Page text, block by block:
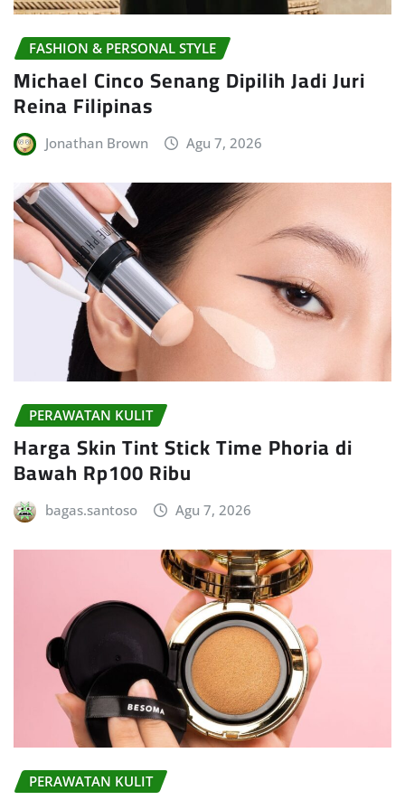
FASHION & PERSONAL STYLE
Michael Cinco Senang Dipilih Jadi Juri
Reina Filipinas
Jonathan Brown Agu 7, 2026
PERAWATAN KULIT
Harga Skin Tint Stick Time Phoria di
Bawah Rp100 Ribu
bagas.santoso Agu 7, 2026
PERAWATAN KULIT